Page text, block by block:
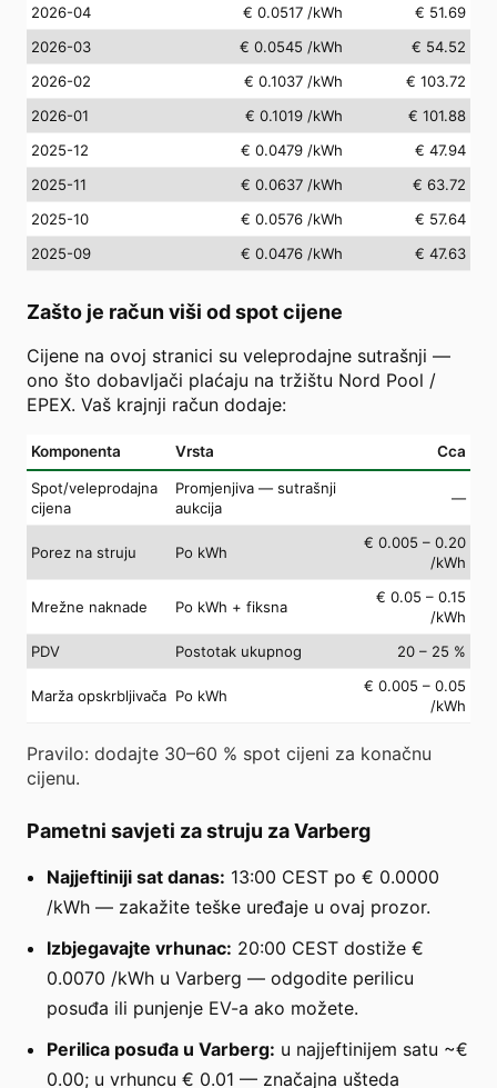
2026-04
€ 0.0517 /kWh
€ 51.69
2026-03
€ 0.0545 /kWh
€ 54.52
2026-02
€ 0.1037 /kWh
€ 103.72
2026-01
€ 0.1019 /kWh
€ 101.88
2025-12
€ 0.0479 /kWh
€ 47.94
2025-11
€ 0.0637 /kWh
€ 63.72
2025-10
€ 0.0576 /kWh
€ 57.64
2025-09
€ 0.0476 /kWh € 47.63
Zašto je račun viši od spot cijene
Cijene na ovoj stranici su veleprodajne sutrašnji —
ono što dobavljači plaćaju na tržištu Nord Pool /
EPEX. Vaš krajnji račun dodaje:
Komponenta Vrsta Cca
Spot/veleprodajna
cijena
Promjenjiva — sutrašnji
aukcija
—
Porez na struju Po kWh
€ 0.005 – 0.20
/kWh
Mrežne naknade Po kWh + fiksna
€ 0.05 – 0.15
/kWh
PDV
Postotak ukupnog 20 – 25 %
Marža opskrbljivača Po kWh
€ 0.005 – 0.05
/kWh
Pravilo: dodajte 30–60 % spot cijeni za konačnu
cijenu.
Pametni savjeti za struju za Varberg
Najjeftiniji sat danas: 13:00 CEST po € 0.0000
/kWh — zakažite teške uređaje u ovaj prozor.
Izbjegavajte vrhunac: 20:00 CEST dostiže €
0.0070 /kWh u Varberg — odgodite perilicu
posuđa ili punjenje EV-a ako možete.
Perilica posuđa u Varberg: u najjeftinijem satu ~€
0.00; u vrhuncu € 0.01 — značajna ušteda